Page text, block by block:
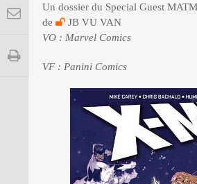
CINE-SERIES-ANIME
MUSIQUE
LA BRUCE TEAM : SAISON 13
Un dossier du Special Guest
de
JB VU VAN
VO : Marvel Comics
VF : Panini Comics
Présence Punisher Rock Semic
Special Guest Spidey Superman Teamup
Tornado